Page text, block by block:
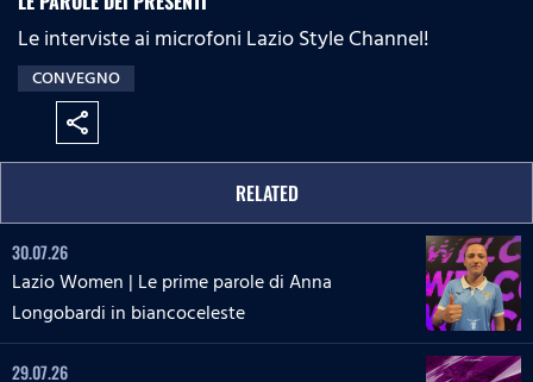
:
0
%
s
s
:
Le interviste ai microfoni Lazio Style Channel!
CONVEGNO
share
RELATED
30.07.26
Lazio Women | Le prime parole di Anna
Longobardi in biancoceleste
29.07.26